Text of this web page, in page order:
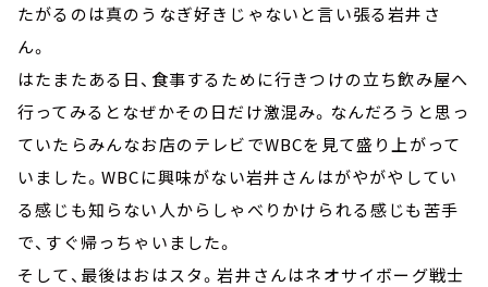
たがるのは真のうなぎ好きじゃないと言い張る岩井さ
ん。
はたまたある日、食事するために行きつけの立ち飲み屋へ
行ってみるとなぜかその日だけ激混み。なんだろうと思っ
ていたらみんなお店のテレビでWBCを見て盛り上がって
いました。WBCに興味がない岩井さんはがやがやしてい
る感じも知らない人からしゃべりかけられる感じも苦手
で、すぐ帰っちゃいました。
そして、最後はおはスタ。岩井さんはネオサイボーグ戦士